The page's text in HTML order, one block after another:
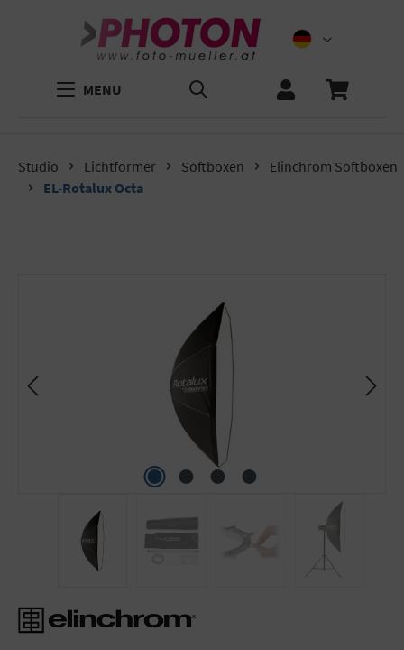
MENU
Studio Lichtformer Softboxen
Elinchrom Softboxen
EL-Rotalux Octa